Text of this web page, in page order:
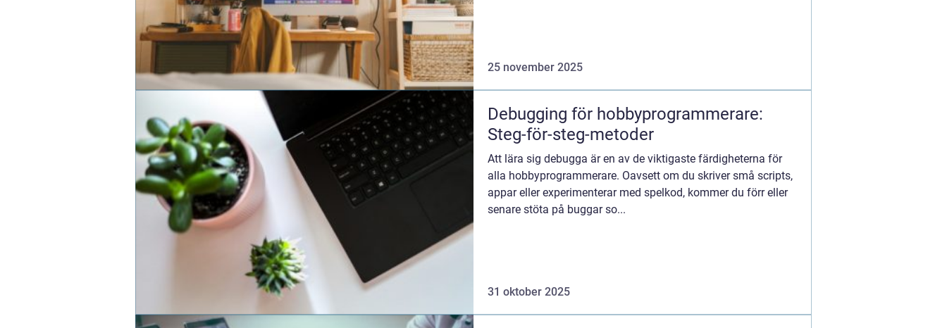
25 november 2025
Debugging för hobbyprogrammerare:
Steg-för-steg-metoder
Att lära sig debugga är en av de viktigaste färdigheterna för
alla hobbyprogrammerare. Oavsett om du skriver små scripts,
appar eller experimenterar med spelkod, kommer du förr eller
senare stöta på buggar so...
31 oktober 2025